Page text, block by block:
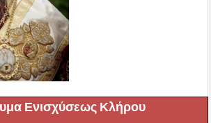
Ενισχύσεως Κλήρου